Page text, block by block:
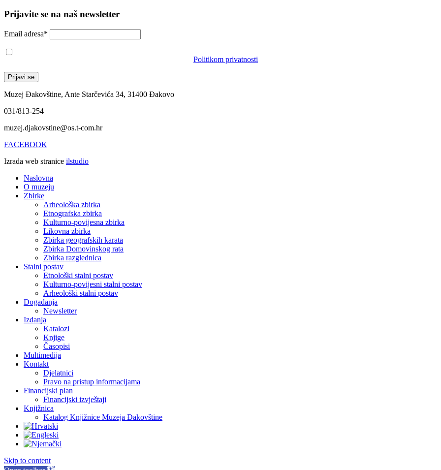
Prijavite se na naš newsletter
Email adresa*
Politikom privatnosti
Muzej Đakovštine, Ante Starčevića 34, 31400 Đakovo
031/813-254
muzej.djakovstine@os.t-com.hr
FACEBOOK
Izrada web stranice ilstudio
Naslovna
O muzeju
Zbirke
Arheološka zbirka
Etnografska zbirka
Kulturno-povijesna zbirka
Likovna zbirka
Zbirka geografskih karata
Zbirka Domovinskog rata
Zbirka razglednica
Stalni postav
Etnološki stalni postav
Kulturno-povijesni stalni postav
Arheološki stalni postav
Događanja
Newsletter
Izdanja
Katalozi
Knjige
Časopisi
Multimedija
Kontakt
Djelatnici
Pravo na pristup informacijama
Financijski plan
Financijski izvještaji
Knjižnica
Katalog Knjižnice Muzeja Đakovštine
Skip to content